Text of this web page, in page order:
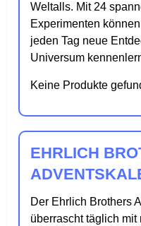
Weltalls. Mit 24
Experimenten
jeden Tag neue
Universum
Keine Produkte
EHRLICH
Der Ehrlich Brothers
überrascht täglich